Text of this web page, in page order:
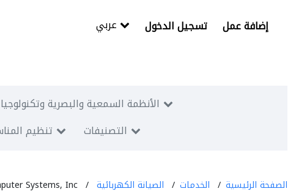
تسجيل الدخول إضافة عمل
الأنظمة السمعية والبصرية
تنظيم التصنيفات
الصفحة الرئيسية الخدمات الصيانة الكهربائية Systems, Inc.